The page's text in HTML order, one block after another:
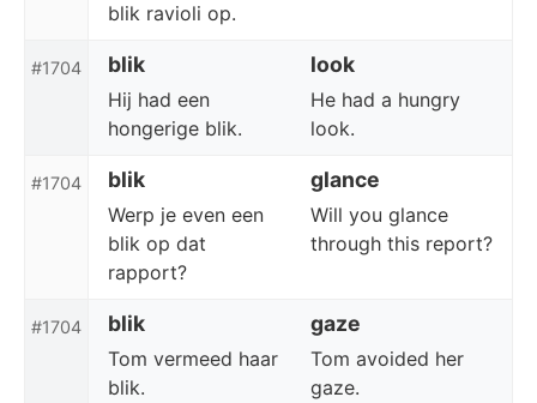
blik ravioli op.
#1704 blik look
Hij had een
hongerige blik.
He had a hungry
look.
#1704 blik glance
Werp je even een
blik op dat
rapport?
Will you glance
through this report?
#1704 blik gaze
Tom vermeed haar
blik.
Tom avoided her
gaze.